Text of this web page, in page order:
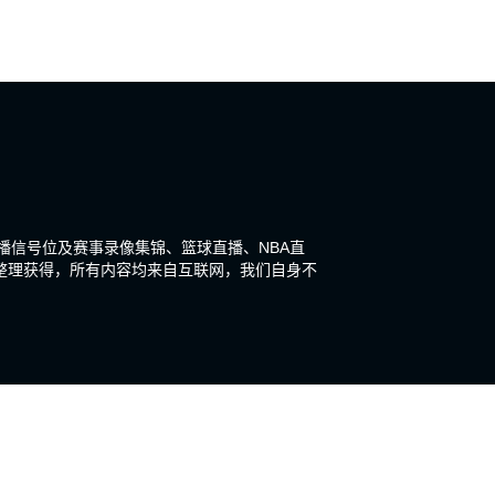
号位及赛事录像集锦、篮球直播、NBA直
获得，所有内容均来自互联网，我们自身不